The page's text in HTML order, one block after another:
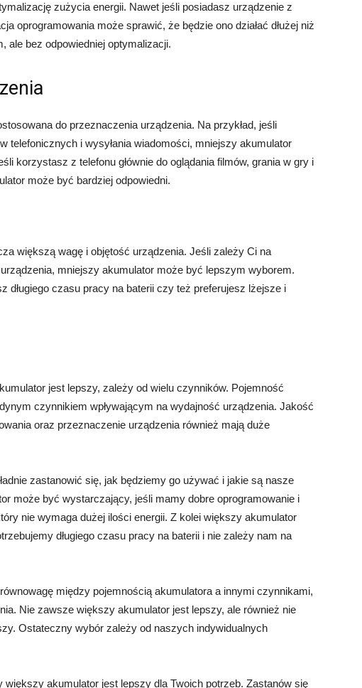
zużycia energii. Nawet jeśli posiadasz urządzenie z
oprogramowania może sprawić, że będzie ono działać dłużej niż
ale bez odpowiedniej optymalizacji.
do przeznaczenia urządzenia. Na przykład, jeśli
telefonicznych i wysyłania wiadomości, mniejszy akumulator
korzystasz z telefonu głównie do oglądania filmów, grania w gry i
może być bardziej odpowiedni.
większą wagę i objętość urządzenia. Jeśli zależy Ci na
mniejszy akumulator może być lepszym wyborem.
długiego czasu pracy na baterii czy też preferujesz lżejsze i
jest lepszy, zależy od wielu czynników. Pojemność
czynnikiem wpływającym na wydajność urządzenia. Jakość
oraz przeznaczenie urządzenia również mają duże
zastanowić się, jak będziemy go używać i jakie są nasze
może być wystarczający, jeśli mamy dobre oprogramowanie i
nie wymaga dużej ilości energii. Z kolei większy akumulator
długiego czasu pracy na baterii i nie zależy nam na
między pojemnością akumulatora a innymi czynnikami,
Nie zawsze większy akumulator jest lepszy, ale również nie
Ostateczny wybór zależy od naszych indywidualnych
większy akumulator jest lepszy dla Twoich potrzeb. Zastanów się